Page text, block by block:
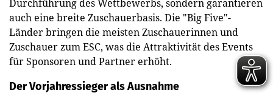
Durchführung des Wettbewerbs, sondern garantieren
auch eine breite Zuschauerbasis. Die "Big Five"-
Länder bringen die meisten Zuschauerinnen und
Zuschauer zum ESC, was die Attraktivität des Events
für Sponsoren und Partner erhöht.
Der Vorjahressieger als Ausnahme